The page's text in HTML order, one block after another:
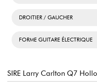
DROITIER / GAUCHER
FORME GUITARE ÉLECTRIQUE
SIRE Larry Carlton Q7